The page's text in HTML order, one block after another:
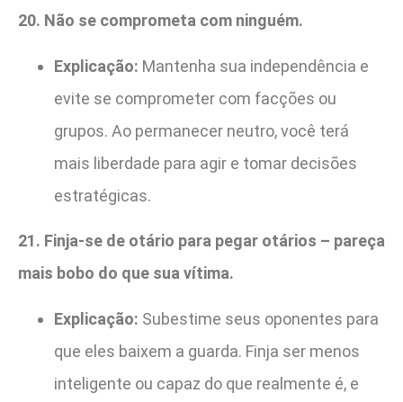
20. Não se comprometa com ninguém.
Explicação: Mantenha sua independência e
evite se comprometer com facções ou
grupos. Ao permanecer neutro, você terá
mais liberdade para agir e tomar decisões
estratégicas.
21. Finja-se de otário para pegar otários – pareça
mais bobo do que sua vítima.
Explicação: Subestime seus oponentes para
que eles baixem a guarda. Finja ser menos
inteligente ou capaz do que realmente é, e